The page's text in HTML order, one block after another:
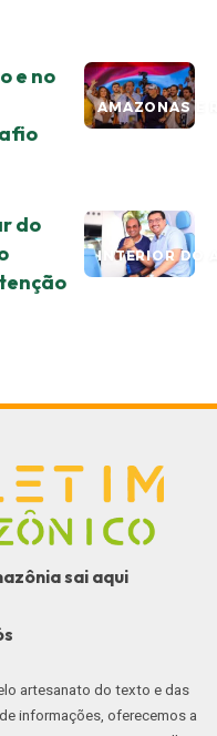
AMAZONAS E
e no
INTERIOR DO
do
sai aqui
artesanato do texto e das
informações, oferecemos a